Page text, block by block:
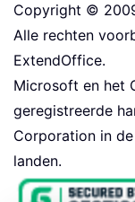
Copyright ©
Alle rechten
ExtendOffice.
Microsoft en het
geregistreerde
Corporation in
landen.